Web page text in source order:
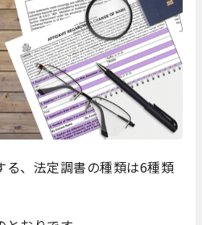
る、法定調書の種類は6種類